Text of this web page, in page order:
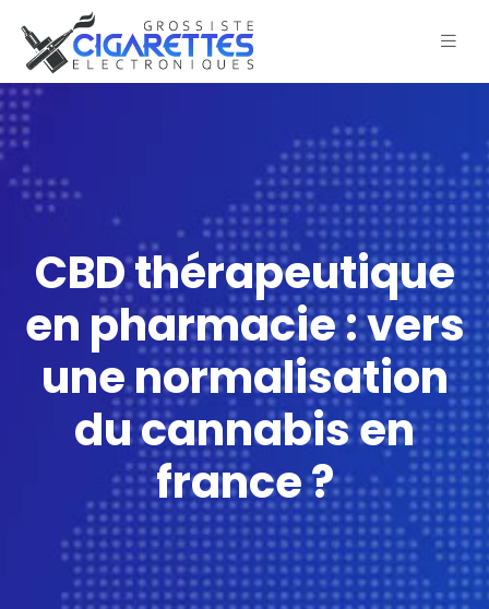
CBD thérapeutique
en pharmacie : vers
une normalisation
du cannabis en
france ?